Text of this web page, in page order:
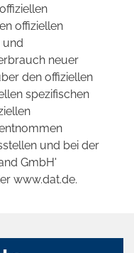
offiziellen
und
neuer
den offiziellen
spezifischen
und bei der
GmbH'
www.dat.de.